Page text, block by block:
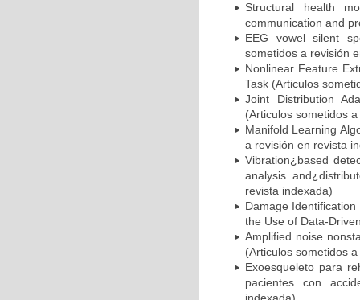
Structural health
communication and
EEG vowel silent
sometidos a revisión
Nonlinear Feature
Task (Articulos
Joint Distribution
(Articulos sometidos
Manifold Learning
a revisión en revista
Vibration¿based
analysis
revista indexada)
Damage
the Use of Data-
Amplified noise
(Articulos sometidos
Exoesqueleto para
pacientes con